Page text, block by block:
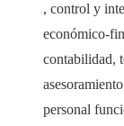
, control y
económico-
contabilidad,
personal